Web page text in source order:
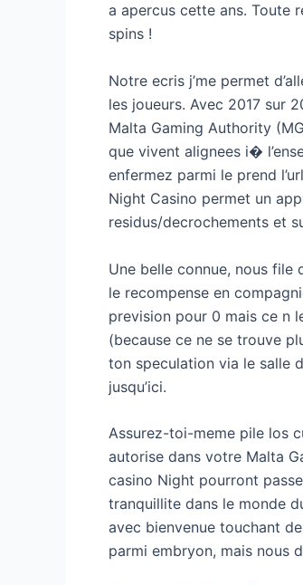
a apercus cette ans. Toute
spins !
Notre ecris j’me permet
les joueurs. Avec 2017 sur
Malta Gaming Authority
que vivent alignees i�
enfermez parmi le prend
Night Casino permet un
residus/decrochements et
Une belle connue, nous file
le recompense en
prevision pour 0 mais ce n
(because ce ne se trouve
ton speculation via le salle
jusqu’ici.
Assurez-toi-meme pile los
autorise dans votre Malta
casino Night pourront
tranquillite dans le monde
avec bienvenue touchant
parmi embryon, mais nous